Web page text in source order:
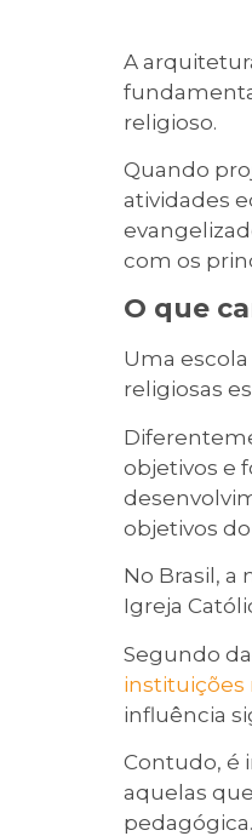
A
religioso.
Quando
atividades
com os
O que
Uma
religiosas
objetivos e
objetivos
No Brasil, a
Igreja
Segundo
instituições
influência
Contudo, é
aquelas
pedagógica.